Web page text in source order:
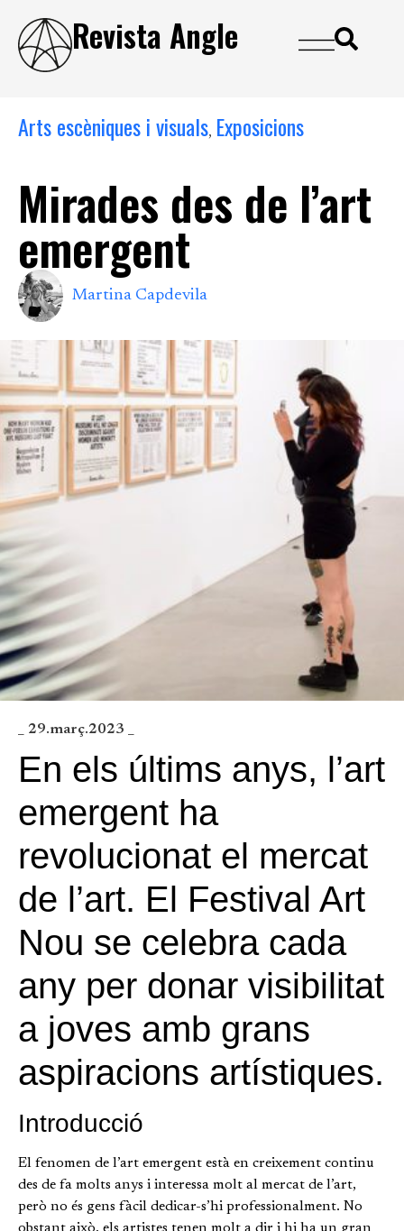
Revista Angle
Arts escèniques i visuals, Exposicions
Mirades des de l’art
emergent
Martina Capdevila
_ 29.març.2023 _
En els últims anys, l’art
emergent ha
revolucionat el mercat
de l’art. El Festival Art
Nou se celebra cada
any per donar visibilitat
a joves amb grans
aspiracions artístiques.
Introducció
El fenomen de l’art emergent està en creixement continu
des de fa molts anys i interessa molt al mercat de l’art,
però no és gens fàcil dedicar-s’hi professionalment. No